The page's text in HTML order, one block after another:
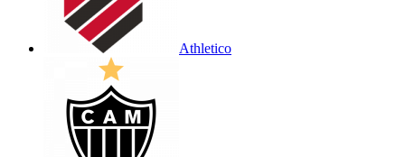
Athletico